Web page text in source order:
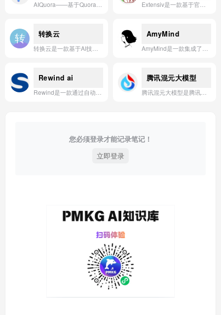
转换云 AmyMind
Rewind ai 腾讯混元大模型
您必须登录才能记录笔记！
立即登录